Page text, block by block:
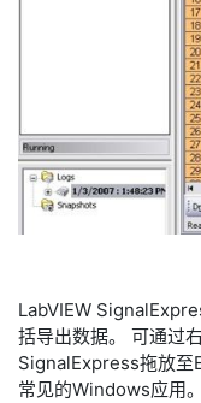
LabVIEW
括导出数据。 可通过
SignalExpress拖放
常见的Windows应用